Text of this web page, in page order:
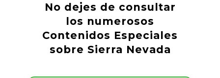
No dejes de consultar
los numerosos
Contenidos Especiales
sobre Sierra Nevada